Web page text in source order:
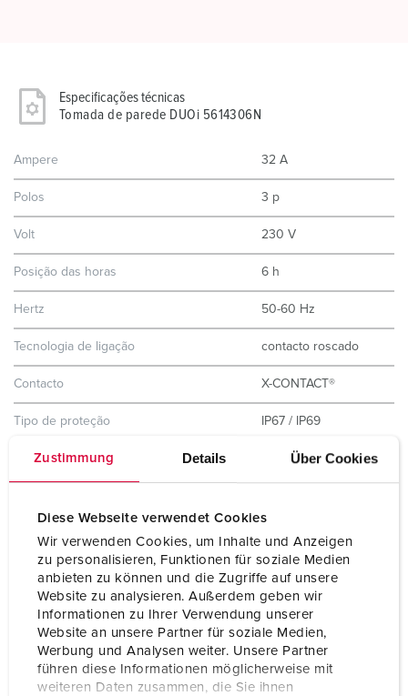
Zustimmung Details Über Cookies
Diese Webseite verwendet Cookies
Wir verwenden Cookies, um Inhalte und Anzeigen
zu personalisieren, Funktionen für soziale Medien
anbieten zu können und die Zugriffe auf unsere
Website zu analysieren. Außerdem geben wir
Informationen zu Ihrer Verwendung unserer
Website an unsere Partner für soziale Medien,
Werbung und Analysen weiter. Unsere Partner
führen diese Informationen möglicherweise mit
weiteren Daten zusammen, die Sie ihnen
Especificações técnicas
Tomada de parede DUOi 5614306N
Ampere 32 A
Polos 3 p
Volt 230 V
Posição das horas 6 h
Hertz 50-60 Hz
Tecnologia de ligação contacto roscado
Contacto X-CONTACT®
Tipo de proteção IP67 / IP69
Material do invólucro Plástico
Declaração de Conformidade
CB Zertifikat
VDE